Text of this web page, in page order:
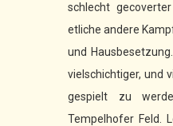
schlecht
etliche andere
und
vielschichtiger, und
gespielt zu
Tempelhofer Feld.